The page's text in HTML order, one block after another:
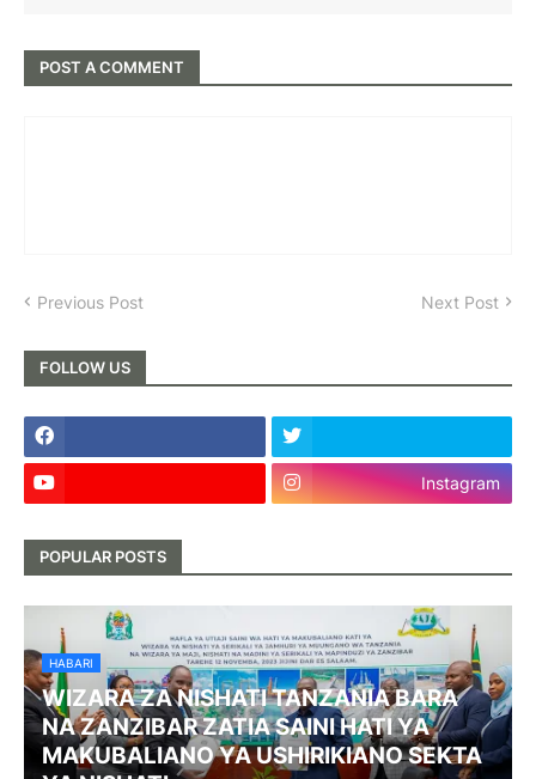
POST A COMMENT
Previous Post Next Post
FOLLOW US
Instagram
POPULAR POSTS
HABARI
WIZARA ZA NISHATI TANZANIA BARA
NA ZANZIBAR ZATIA SAINI HATI YA
MAKUBALIANO YA USHIRIKIANO SEKTA